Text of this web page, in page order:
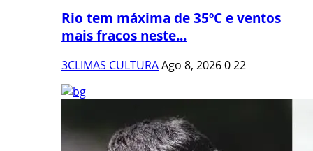
Rio tem máxima de 35ºC e ventos
mais fracos neste...
3CLIMAS CULTURAAgo 8, 2026022